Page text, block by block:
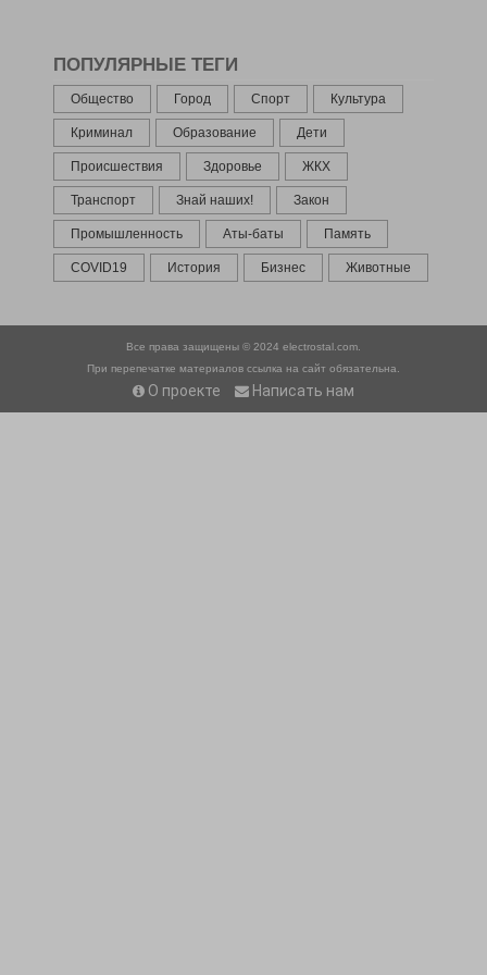
ПОПУЛЯРНЫЕ ТЕГИ
Общество Город Спорт Культура
Криминал Образование Дети
Происшествия Здоровье ЖКХ
Транспорт Знай наших! Закон
Промышленность Аты-баты Память
COVID19 История Бизнес Животные
Все права защищены © 2024 electrostal.com.
При перепечатке материалов ссылка на сайт обязательна.
О проекте Написать нам